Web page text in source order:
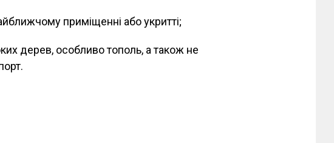
приміщенні або укритті;
дерев, особливо тополь, а також не